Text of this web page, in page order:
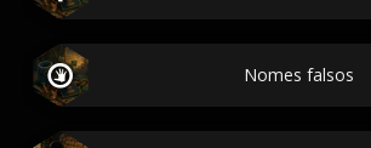
Nomes falsos